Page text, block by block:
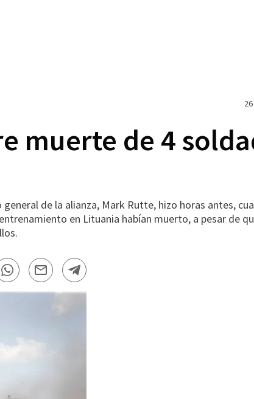
muerte de 4
de la alianza, Mark Rutte, hizo horas antes,
en Lituania habían muerto, a pesar de